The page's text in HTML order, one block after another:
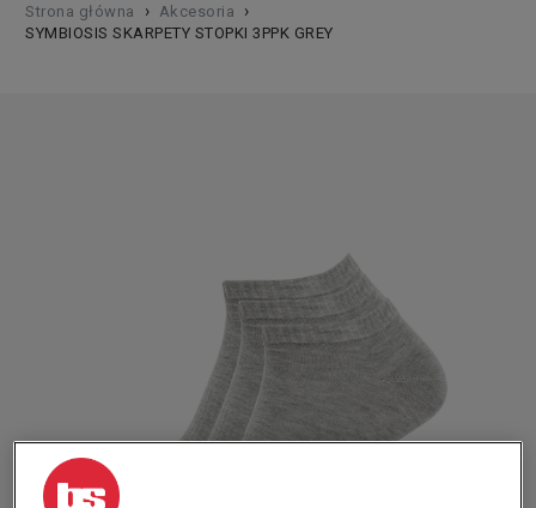
Strona główna › Akcesoria ›
SYMBIOSIS SKARPETY STOPKI 3PPK GREY